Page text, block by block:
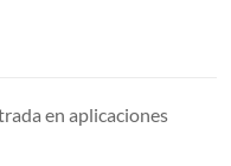
en aplicaciones